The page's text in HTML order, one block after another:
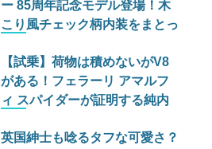
ー 85周年記念モデル登場！木
こり風チェック柄内装をまとっ
【試乗】荷物は積めないがV8
がある！フェラーリ アマルフ
ィ スパイダーが証明する純内
英国紳士も唸るタフな可愛さ？